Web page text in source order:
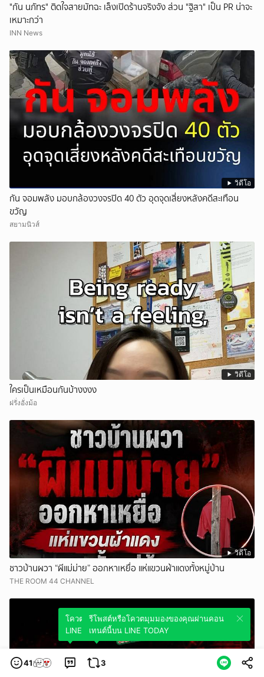
"กัน นภัทร" ติดใจสายมัทฉะ เล็งเปิดร้านจริงจัง ส่วน "ฐิสา" เป็น PR น่าจะ
เหมาะกว่า
INN News
วิดีโอ
กัน จอมพลัง มอบกล้องวงจรปิด 40 ตัว อุดจุดเสี่ยงหลังคดีสะเทือน
ขวัญ
สยามนิวส์
วิดีโอ
ใครเป็นเหมือนกันบ้างงงง
ฝรั่งอั่งม้อ
วิดีโอ
ชาวบ้านผวา “ผีแม่ม่าย” ออกหาเหยื่อ แห่แขวนผ้าแดงทั้งหมู่บ้าน
THE ROOM 44 CHANNEL
41
โควตมุมมองของคุณผ่านคอนเทนต์นี้บน
LINE TODAY
3
รีโพสต์หรือโควตมุมมองของคุณผ่านคอน
เทนต์นี้บน LINE TODAY